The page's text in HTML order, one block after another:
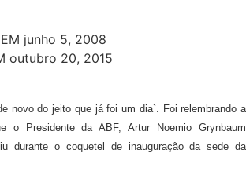
junho 5, 2008
outubro 20, 2015
novo do jeito que já foi um dia`. Foi relembrando a
o Presidente da ABF, Artur Noemio Grynbaum
durante o coquetel de inauguração da sede da